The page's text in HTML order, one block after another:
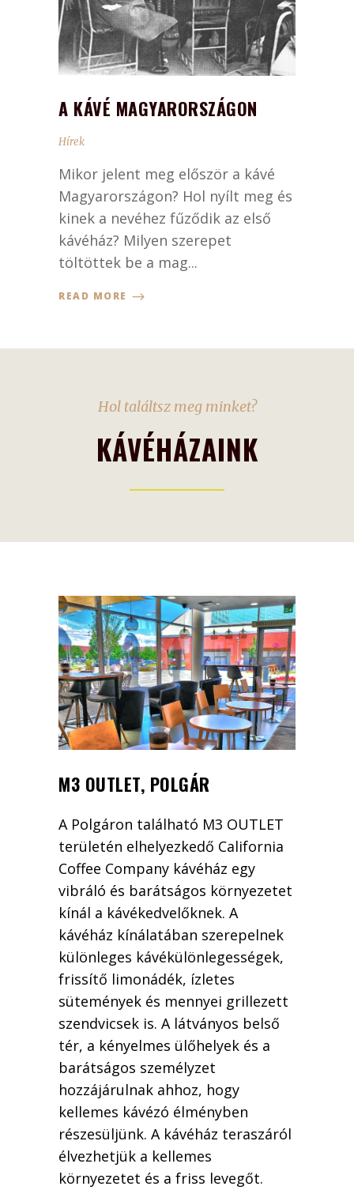
A KÁVÉ MAGYARORSZÁGON
Hírek
Mikor jelent meg először a kávé
Magyarországon? Hol nyílt meg és
kinek a nevéhez fűződik az első
kávéház? Milyen szerepet
töltöttek be a mag...
READ MORE
Hol találtsz meg minket?
KÁVÉHÁZAINK
M3 OUTLET, POLGÁR
A Polgáron található M3 OUTLET
területén elhelyezkedő California
Coffee Company kávéház egy
vibráló és barátságos környezetet
kínál a kávékedvelőknek. A
kávéház kínálatában szerepelnek
különleges kávékülönlegességek,
frissítő limonádék, ízletes
sütemények és mennyei grillezett
szendvicsek is. A látványos belső
tér, a kényelmes ülőhelyek és a
barátságos személyzet
hozzájárulnak ahhoz, hogy
kellemes kávézó élményben
részesüljünk. A kávéház teraszáról
élvezhetjük a kellemes
környezetet és a friss levegőt.